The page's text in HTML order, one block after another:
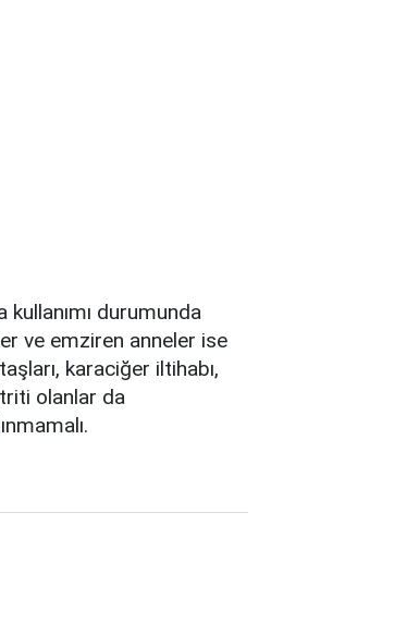
durumunda
ve emziren anneler ise
karaciğer iltihabı,
olanlar da